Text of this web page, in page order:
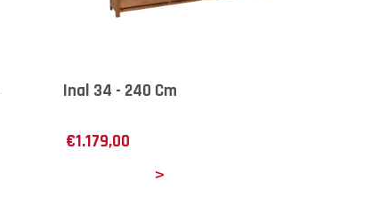
Inal 34 - 240 Cm
€1.179,00